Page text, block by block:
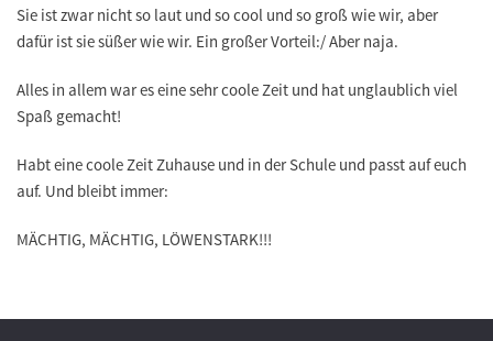
Sie ist zwar nicht so laut und so cool und so groß wie wir, aber
dafür ist sie süßer wie wir. Ein großer Vorteil:/ Aber naja.
Alles in allem war es eine sehr coole Zeit und hat unglaublich viel
Spaß gemacht!
Habt eine coole Zeit Zuhause und in der Schule und passt auf euch
auf. Und bleibt immer:
MÄCHTIG, MÄCHTIG, LÖWENSTARK!!!